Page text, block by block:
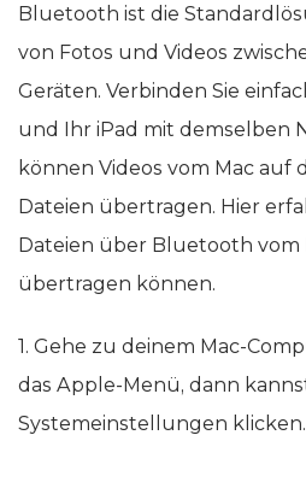
Bluetooth ist die
von Fotos und Videos
Geräten. Verbinden Sie
und Ihr iPad mit demselben
können Videos vom Mac auf
Dateien übertragen. Hier
Dateien über Bluetooth vom
übertragen können.
1. Gehe zu deinem Mac-
das Apple-Menü, dann
Systemeinstellungen klicken.